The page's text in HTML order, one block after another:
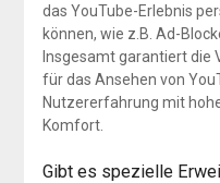
das YouTube-Erlebnis
können, wie z.B. Ad-
Insgesamt garantiert die
für das Ansehen von
Nutzererfahrung mit
Komfort.
Gibt es spezielle